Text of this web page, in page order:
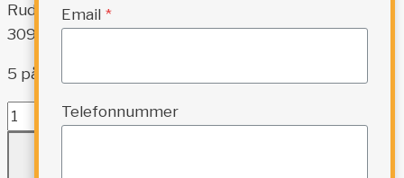
Email *
Telefonnummer
Rude coating EVO
309,95kr.
5 på lager
Gyeon
Q²